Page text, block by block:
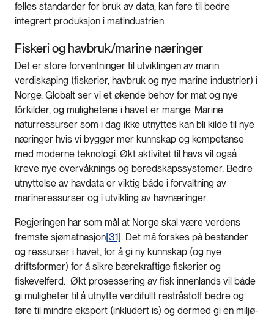
felles standarder for bruk av data, kan føre til bedre
integrert produksjon i matindustrien.
Fiskeri og havbruk/marine næringer
Det er store forventninger til utviklingen av marin
verdiskaping (fiskerier, havbruk og nye marine industrier) i
Norge. Globalt ser vi et økende behov for mat og nye
fôrkilder, og mulighetene i havet er mange. Marine
naturressurser som i dag ikke utnyttes kan bli kilde til nye
næringer hvis vi bygger mer kunnskap og kompetanse
med moderne teknologi. Økt aktivitet til havs vil også
kreve nye overvåknings og beredskapssystemer. Bedre
utnyttelse av havdata er viktig både i forvaltning av
marineressurser og i utvikling av havnæringer.
Regjeringen har som mål at Norge skal være verdens
fremste sjømatnasjon[31]. Det må forskes på bestander
og ressurser i havet, for å gi ny kunnskap (og nye
driftsformer) for å sikre bærekraftige fiskerier og
fiskevelferd. Økt prosessering av fisk innenlands vil både
gi muligheter til å utnytte verdifullt restråstoff bedre og
føre til mindre eksport (inkludert is) og dermed gi en miljø-